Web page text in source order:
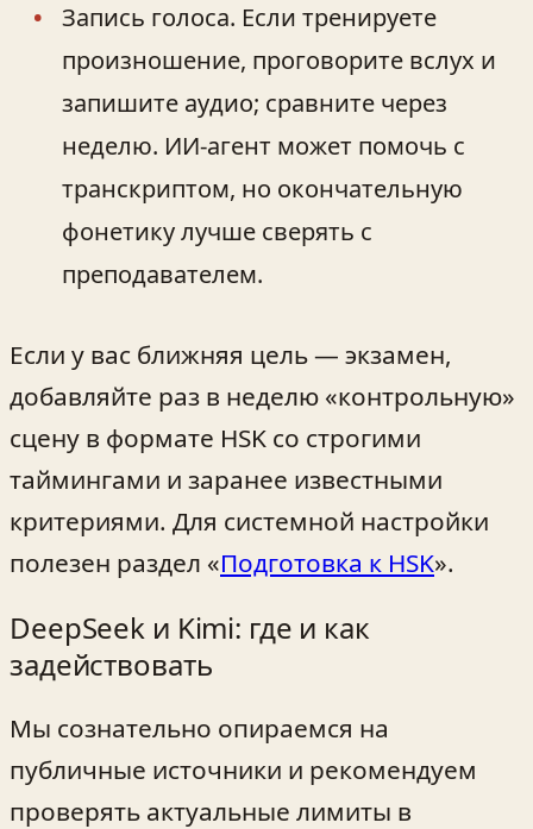
Запись голоса. Если тренируете
произношение, проговорите вслух и
запишите аудио; сравните через
неделю. ИИ‑агент может помочь с
транскриптом, но окончательную
фонетику лучше сверять с
преподавателем.
Если у вас ближняя цель — экзамен,
добавляйте раз в неделю «контрольную»
сцену в формате HSK со строгими
таймингами и заранее известными
критериями. Для системной настройки
полезен раздел «Подготовка к HSK».
DeepSeek и Kimi: где и как
задействовать
Мы сознательно опираемся на
публичные источники и рекомендуем
проверять актуальные лимиты в